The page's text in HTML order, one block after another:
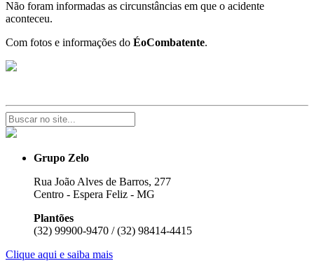
Não foram informadas as circunstâncias em que o acidente
aconteceu.
Com fotos e informações do ÉoCombatente.
Grupo Zelo
Rua João Alves de Barros, 277
Centro - Espera Feliz - MG
Plantões
(32) 99900-9470 / (32) 98414-4415
Clique aqui e saiba mais